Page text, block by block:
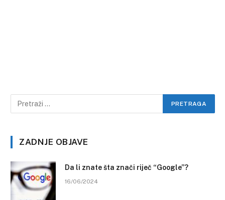
ZADNJE OBJAVE
Da li znate šta znači riječ “Google”?
16/06/2024